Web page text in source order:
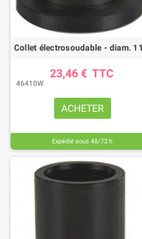
23,46 € TTC
46410W
ACHETER
Expédié sous 48/72 h